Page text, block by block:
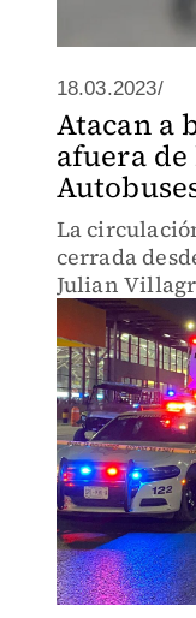
18.03.2023/
Atacan a
afuera
La
cerrada
Julian